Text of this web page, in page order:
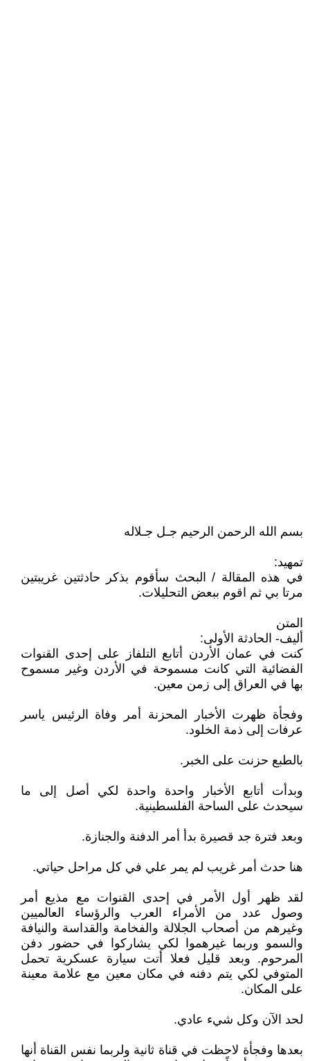
بسم الله الرحمن الرحيم جـل جـلاله
تمهيد:
في هذه المقالة / البحث سأقوم بذكر حادثتين غريبتين
مرتا بي ثم اقوم ببعض التحليلات.
المتن
أليف- الحادثة الأولى:
كنت في عمان الأردن أتابع التلفاز على إحدى القنوات
الفضائية التي كانت مسموحة في الأردن وغير مسموح
بها في العراق إلى زمن معين.
وفجأة ظهرت الأخبار المحزنة أمر وفاة الرئيس ياسر
عرفات إلى ذمة الخلود.
بالطبع حزنت على الخبر.
وبدأت أتابع الأخبار واحدة واحدة لكي أصل إلى ما
سيحدث على الساحة الفلسطينية.
وبعد فترة جد قصيرة بدأ أمر الدفنة والجنازة.
هنا حدث أمر غريب لم يمر علي في كل مراحل حياتي.
لقد ظهر أول الأمر في إحدى القنوات مع مذيع أمر
وصول عدد من الأمراء العرب والرؤساء العالميين
وغيرهم من أصحاب الجلالة والفخامة والقداسة والنيافة
والسمو وربما غيرهموا لكي يشاركوا في حضور دفن
المرحوم. وبعد قليل فعلا أتت سيارة عسكرية تحمل
المتوفي لكي يتم دفنه في مكان معين مع علامة معينة
على المكان.
لحد الآن وكل شيء عادي.
بعدها وفجأة لاحظت في قناة ثانية ولربما نفس القناة أنها